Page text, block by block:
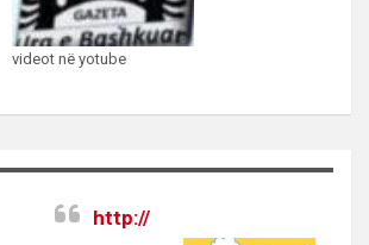
videot në yotube
http://